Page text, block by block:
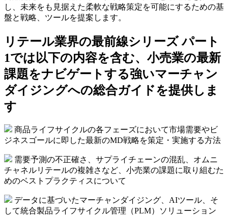
し、未来をも見据えた柔軟な戦略策定を可能にするための基
盤と戦略、ツールを提案します。
リテール業界の最前線シリーズ パート
1では以下の内容を含む、小売業の最新
課題をナビゲートする強いマーチャン
ダイジングへの総合ガイドを提供しま
す
商品ライフサイクルの各フェーズにおいて市場需要やビ
ジネスゴールに即した最新のMD戦略を策定・実施する方法
需要予測の不正確さ、サプライチェーンの混乱、オムニ
チャネルリテールの複雑さなど、小売業の課題に取り組むた
めのベストプラクティスについて
データに基づいたマーチャンダイジング、AIツール、そ
して統合製品ライフサイクル管理（PLM）ソリューション